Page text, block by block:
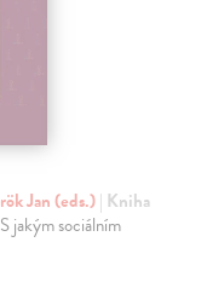
Jan (eds.)| Kniha
jakým sociálním